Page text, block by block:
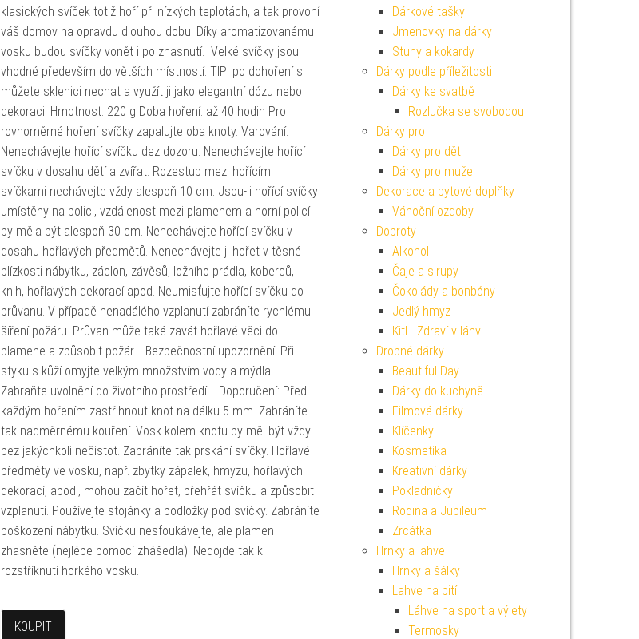
klasických svíček totiž hoří při nízkých teplotách, a tak provoní
váš domov na opravdu dlouhou dobu. Díky aromatizovanému
vosku budou svíčky vonět i po zhasnutí. Velké svíčky jsou
vhodné především do větších místností. TIP: po dohoření si
můžete sklenici nechat a využít ji jako elegantní dózu nebo
dekoraci. Hmotnost: 220 g Doba hoření: až 40 hodin Pro
rovnoměrné hoření svíčky zapalujte oba knoty. Varování:
Nenechávejte hořící svíčku dez dozoru. Nenechávejte hořící
svíčku v dosahu dětí a zvířat. Rozestup mezi hořícími
svíčkami nechávejte vždy alespoň 10 cm. Jsou-li hořící svíčky
umístěny na polici, vzdálenost mezi plamenem a horní policí
by měla být alespoň 30 cm. Nenechávejte hořící svíčku v
dosahu hořlavých předmětů. Nenechávejte ji hořet v těsné
blízkosti nábytku, záclon, závěsů, ložního prádla, koberců,
knih, hořlavých dekorací apod. Neumisťujte hořící svíčku do
průvanu. V případě nenadálého vzplanutí zabráníte rychlému
šíření požáru. Průvan může také zavát hořlavé věci do
plamene a způsobit požár. Bezpečnostní upozornění: Při
styku s kůží omyjte velkým množstvím vody a mýdla.
Zabraňte uvolnění do životního prostředí. Doporučení: Před
každým hořením zastřihnout knot na délku 5 mm. Zabráníte
tak nadměrnému kouření. Vosk kolem knotu by měl být vždy
bez jakýchkoli nečistot. Zabráníte tak prskání svíčky. Hořlavé
předměty ve vosku, např. zbytky zápalek, hmyzu, hořlavých
dekorací, apod., mohou začít hořet, přehřát svíčku a způsobit
vzplanutí. Používejte stojánky a podložky pod svíčky. Zabráníte
poškození nábytku. Svíčku nesfoukávejte, ale plamen
zhasněte (nejlépe pomocí zhášedla). Nedojde tak k
rozstříknutí horkého vosku.
KOUPIT
Dárkové tašky
Jmenovky na dárky
Stuhy a kokardy
Dárky podle příležitosti
Dárky ke svatbě
Rozlučka se svobodou
Dárky pro
Dárky pro děti
Dárky pro muže
Dekorace a bytové doplňky
Vánoční ozdoby
Dobroty
Alkohol
Čaje a sirupy
Čokolády a bonbóny
Jedlý hmyz
Kitl - Zdraví v láhvi
Drobné dárky
Beautiful Day
Dárky do kuchyně
Filmové dárky
Klíčenky
Kosmetika
Kreativní dárky
Pokladničky
Rodina a Jubileum
Zrcátka
Hrnky a lahve
Hrnky a šálky
Lahve na pití
Láhve na sport a výlety
Termosky